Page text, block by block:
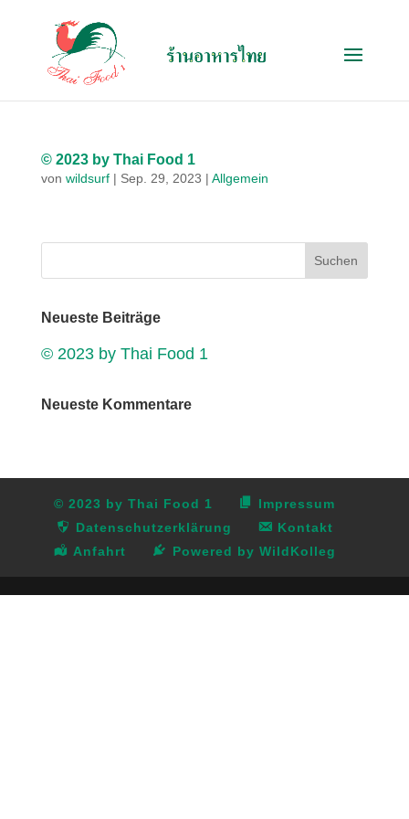
© 2023 by Thai Food 1
von wildsurf| Sep. 29, 2023 | Allgemein
Neueste Beiträge
© 2023 by Thai Food 1
Neueste Kommentare
© 2023 by Thai Food 1
Impressum
Datenschutzerklärung
Kontakt
Anfahrt
Powered by WildKolleg